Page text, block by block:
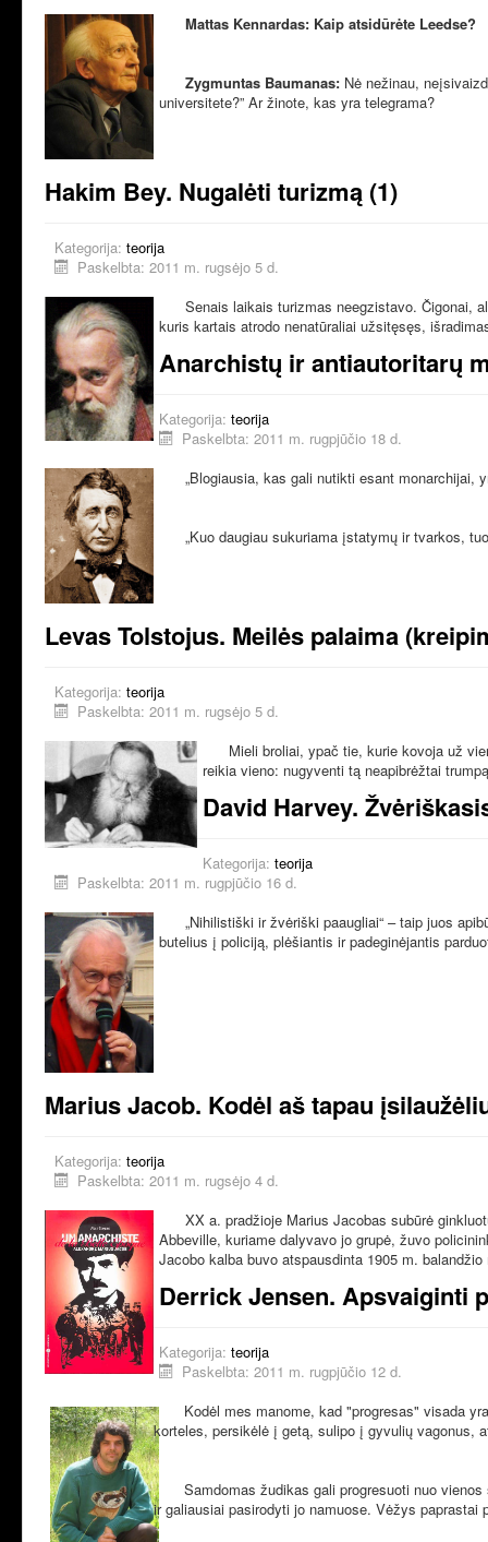
Mattas Kennardas: Kaip atsidūrėte Leedse?
Zygmuntas Baumanas: Nė nežinau,
universitete?” Ar žinote, kas yra telegrama?
Hakim Bey. Nugalėti turizmą (1)
Kategorija: teorija
Paskelbta: 2011 m. rugsėjo 5 d.
Senais laikais turizmas neegzistavo. Čigonai,
kuris kartais atrodo nenatūraliai užsitęsęs,
Anarchistų ir antiautoritarų
Kategorija: teorija
Paskelbta: 2011 m. rugpjūčio 18 d.
„Blogiausia, kas gali nutikti esant monarchijai,
„Kuo daugiau sukuriama įstatymų ir tvarkos,
Levas Tolstojus. Meilės palaima
Kategorija: teorija
Paskelbta: 2011 m. rugsėjo 5 d.
Mieli broliai, ypač tie, kurie kovoja už
reikia vieno: nugyventi tą neapibrėžtai
David Harvey.
Kategorija: teorija
Paskelbta: 2011 m. rugpjūčio 16 d.
„Nihilistiški ir žvėriški paaugliai“ – taip juos
butelius į policiją, plėšiantis ir padeginėjantis
Marius Jacob. Kodėl aš tapau
Kategorija: teorija
Paskelbta: 2011 m. rugsėjo 4 d.
XX a. pradžioje Marius Jacobas subūrė
Abbeville, kuriame dalyvavo jo grupė, žuvo
Jacobo kalba buvo atspausdinta 1905 m.
Derrick Jensen. Apsvaiginti
Kategorija: teorija
Paskelbta: 2011 m. rugpjūčio 12 d.
Kodėl mes manome, kad "progresas" visada yra
korteles, persikėlė į getą, sulipo į gyvulių vagonus,
Samdomas žudikas gali progresuoti nuo vienos
ir galiausiai pasirodyti jo namuose. Vėžys